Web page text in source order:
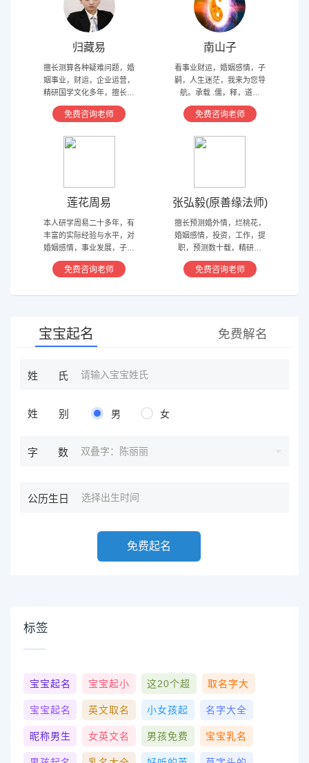
归藏易
擅长测算各种疑难问题，婚
姻事业，财运，企业运营，
精研国学文化多年，擅长归
藏易，盲派占卜，太乙，河
洛卦，紫薇，奇门遁甲等多
免费咨询老师
南山子
看事业财运，婚姻感情，子
嗣，人生迷茫，我来为您导
航。承载 .儒，释，道文
化，研究易经多年，精通八
字，六爻，奇门遁甲。
免费咨询老师
莲花周易
本人研学周易二十多年，有
丰富的实际经验与水平，对
婚姻感情，事业发展，子嗣
香火等方面指引慈航 ，现
在预测指导擅长紫微星斗，
导方案，欢迎有缘人。
免费咨询老师
张弘毅(原善缘法师)
擅长预测婚外情，烂桃花，
婚姻感情，投资，工作，提
职，预测数十载，精研国
学，擅长铁板、太乙，一掌
经，八宫连山易，盲派八字
免费咨询老师
宝宝起名 免费解名
姓氏
姓别 男 女
字数 双叠字：陈丽丽
公历生日
免费起名
标签
宝宝起名 宝宝起小 这20个超 取名字大
宝宝起名 英文取名 小女孩起 名字大全
昵称男生 女英文名 男孩免费 宝宝乳名